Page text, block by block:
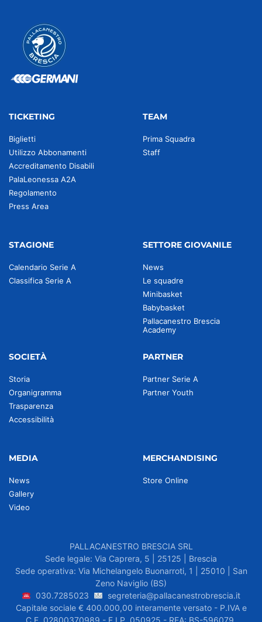
TICKETING
Biglietti
Utilizzo Abbonamenti
Accreditamento Disabili
PalaLeonessa A2A
Regolamento
Press Area
TEAM
Prima Squadra
Staff
STAGIONE
Calendario Serie A
Classifica Serie A
SETTORE GIOVANILE
News
Le squadre
Minibasket
Babybasket
Pallacanestro Brescia
Academy
SOCIETÀ
Storia
Organigramma
Trasparenza
Accessibilità
PARTNER
Partner Serie A
Partner Youth
MEDIA
News
Gallery
Video
MERCHANDISING
Store Online
PALLACANESTRO BRESCIA SRL
Sede legale: Via Caprera, 5 | 25125 | Brescia
Sede operativa: Via Michelangelo Buonarroti, 1 | 25010 | San
Zeno Naviglio (BS)
030.7285023
segreteria@pallacanestrobrescia.it
Capitale sociale € 400.000,00 interamente versato - P.IVA e